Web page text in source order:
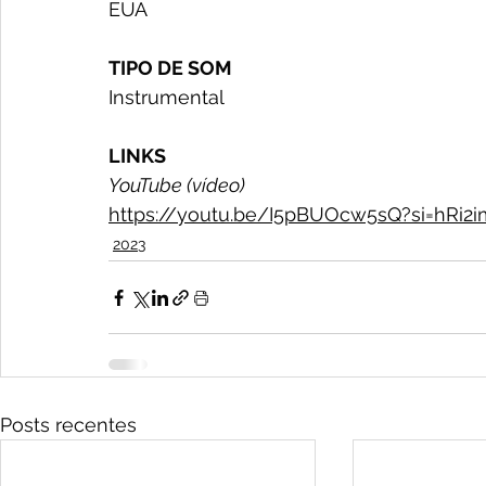
EUA
TIPO DE SOM
Instrumental
LINKS
YouTube (vídeo)
https://youtu.be/
2023
Posts recentes